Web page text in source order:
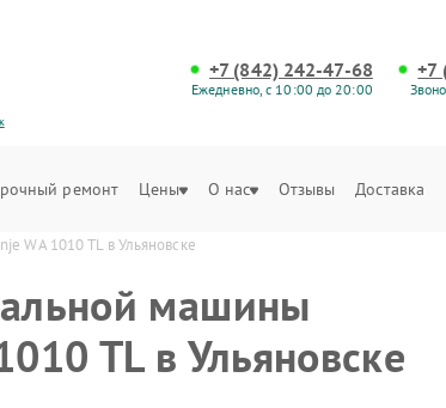
+7 (842) 242-47-68
Ежедневно, с 10:00 до 20:00
+7
ремонт Цены О нас Отзывы Доставка
WA 1010 TL в Ульяновске
машины
TL в Ульяновске